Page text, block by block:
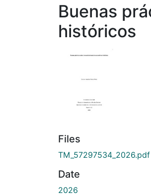
Buenas
históricos
Files
TM_57297534_2026.pdf
Date
2026